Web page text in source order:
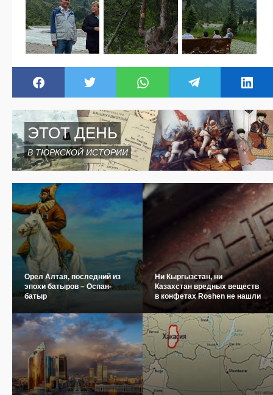
ЭТОТ ДЕНЬ
В ТЮРКСКОЙ ИСТОРИИ
Орел Алтая, последний из
эпохи батыров – Оспан-
батыр
Ни Кыргызстан, ни
Казахстан вредных веществ
в конфетах Roshen не нашли